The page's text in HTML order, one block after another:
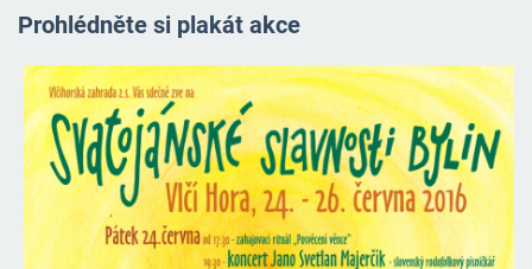
Prohlédněte si plakát akce